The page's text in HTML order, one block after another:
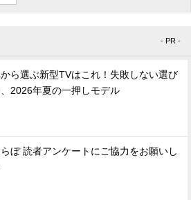
- PR -
ら選ぶ新型TVはこれ！失敗しない選び
2026年夏の一押しモデル
ぼ 読者アンケートにご協力をお願いし